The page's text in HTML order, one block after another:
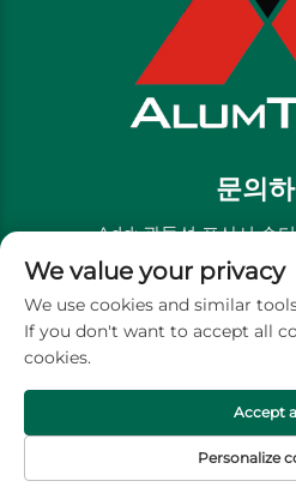
문의하
Add: 광둥성 포산시 순
전화:+86-
이메일:[email
저작권 © 골든 리버 장식 재료
We value your privacy
We use cookies and similar
If you don't want to accept all
cookies.
Personalize
Accept